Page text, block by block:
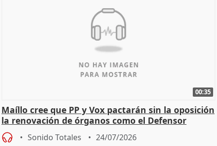
00:35
Maíllo cree que PP y Vox pactarán sin la oposición
la renovación de órganos como el Defensor
Sonido Totales 24/07/2026